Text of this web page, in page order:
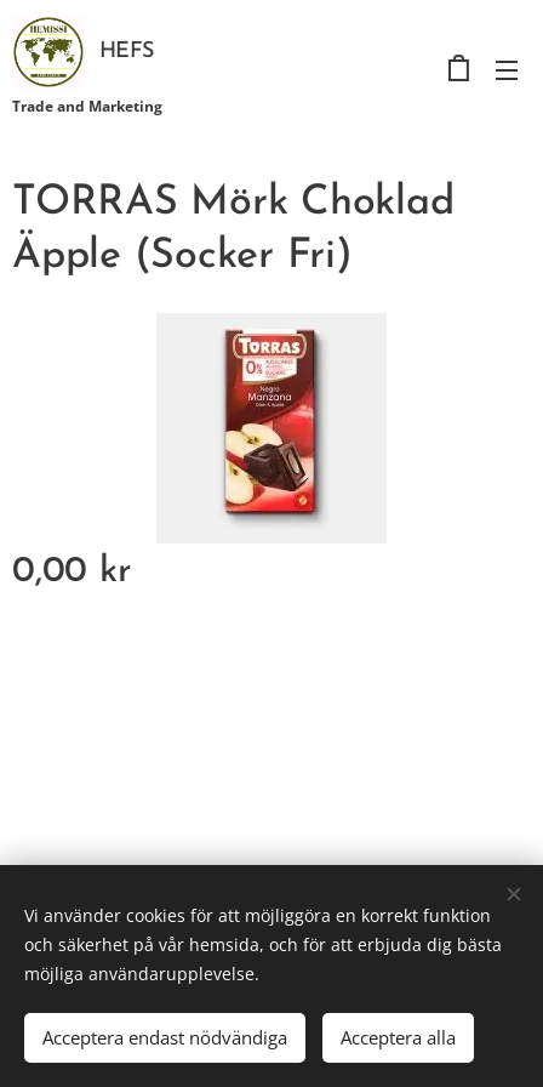
HEFS
Trade and Marketing
TORRAS Mörk Choklad
Äpple (Socker Fri)
0,00 kr
Lägg i kundvagnen
HEFS
Cookies
Vi använder cookies för att möjliggöra en korrekt funktion
och säkerhet på vår hemsida, och för att erbjuda dig bästa
möjliga användarupplevelse.
Acceptera endast nödvändiga Acceptera alla